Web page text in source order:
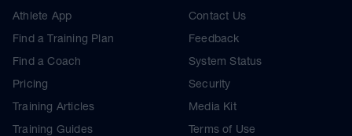
Athlete App
Find a Training Plan
Find a Coach
Pricing
Training Articles
Training Guides
Contact Us
Feedback
System Status
Security
Media Kit
Terms of Use